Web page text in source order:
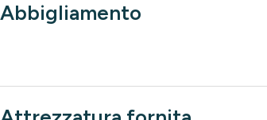
Abbigliamento